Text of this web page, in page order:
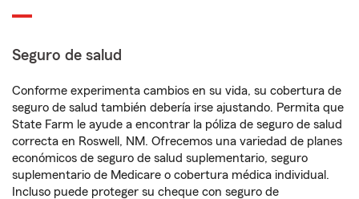
Seguro de salud
Conforme experimenta cambios en su vida, su cobertura de
seguro de salud también debería irse ajustando. Permita que
State Farm le ayude a encontrar la póliza de seguro de salud
correcta en Roswell, NM. Ofrecemos una variedad de planes
económicos de seguro de salud suplementario, seguro
suplementario de Medicare o cobertura médica individual.
Incluso puede proteger su cheque con seguro de